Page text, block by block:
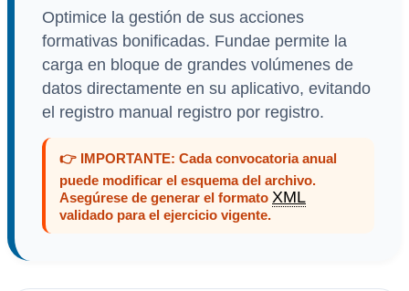
Optimice la gestión de sus acciones
formativas bonificadas. Fundae permite la
carga en bloque de grandes volúmenes de
datos directamente en su aplicativo, evitando
el registro manual registro por registro.
👉 IMPORTANTE: Cada convocatoria anual
puede modificar el esquema del archivo.
Asegúrese de generar el formato XML
validado para el ejercicio vigente.